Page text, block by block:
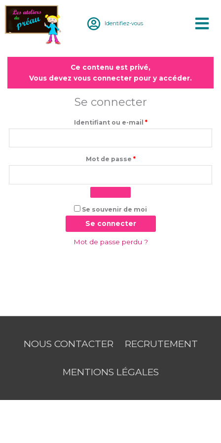
Aller
contenu
Identifiez-vous
Ce contenu est privé,
Vous devez vous connecter pour y accéder.
Se connecter
Identifiant ou e-mail *
Mot de passe *
Obligatoire
Se souvenir de moi
Se connecter
Mot de passe perdu ?
NOUS CONTACTER RECRUTEMENT
MENTIONS LÉGALES